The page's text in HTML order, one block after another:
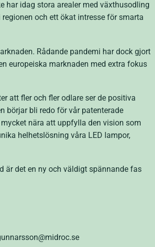
har idag stora arealer med växthusodling
och ett ökat intresse för smarta
Rådande pandemi har dock gjort
europeiska marknaden med extra fokus
att fler och fler odlare ser de positiva
börjar bli redo för vår patenterade
nära att uppfylla den vision som
helhetslösning våra LED lampor,
är det en ny och väldigt spännande fas